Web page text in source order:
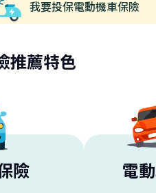
我要投保電動機車保險
推薦特色
險 電